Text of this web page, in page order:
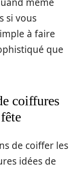
si vous
à faire
que
coiffures
de coiffer les
idées de